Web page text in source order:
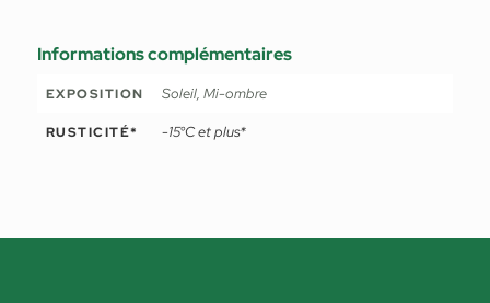
Informations complémentaires
EXPOSITION Soleil, Mi-ombre
RUSTICITÉ* -15°C et plus*